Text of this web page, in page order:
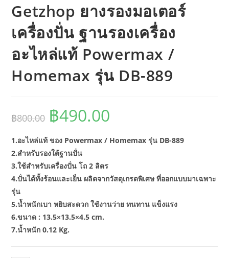
Getzhop ยางรองมอเตอร์
เครื่องปั่น ฐานรองเครื่อง
อะไหล่แท้ Powermax /
Homemax รุ่น DB-889
฿800.00
Original
price
was:
฿490.00
1.อะไหล่แท้ ของ Powermax / Homemax รุ่น DB-889
2.สำหรับรองใต้ฐานปั่น
3.ใช้สำหรับเครื่องปั่น โถ 2 ลิตร
4.ปั่นได้ทั้งร้อนและเย็น ผลิตจากวัสดุเกรดพิเศษ ที่ออกแบบมาเฉพาะ
รุ่น
5.น้ำหนักเบา หยิบสะดวก ใช้งานว่าย ทนทาน แข็งแรง
6.ขนาด : 13.5×13.5×4.5 cm.
7.น้ำหนัก 0.12 Kg.